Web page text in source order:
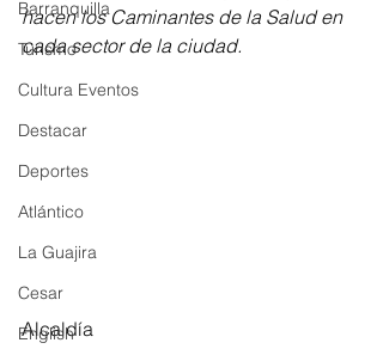
Barranquilla
Turismo
Cultura Eventos
Destacar
Deportes
Atlántico
La Guajira
Cesar
English
hacen los Caminantes de la Salud en
cada sector de la ciudad.
Alcaldía